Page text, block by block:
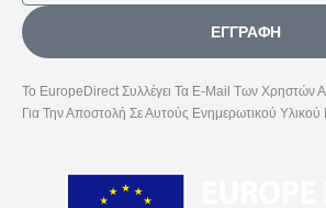
ΕΓΓΡΑΦΉ
Το EuropeDirect Συλλέγει Τα E-Mail Των Χρηστών
Για Την Αποστολή Σε Αυτούς Ενημερωτικού